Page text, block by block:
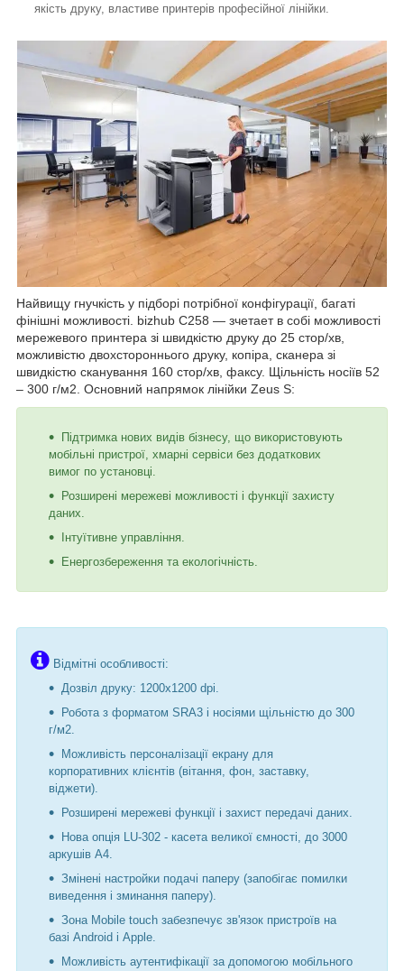
якість друку, властиве принтерів професійної лінійки.
Найвищу гнучкість у підборі потрібної конфігурації, багаті
фінішні можливості. bizhub C258 ― зчетаетв собі можливості
мережевого принтера зі швидкістю друку до 25 стор/хв,
можливістю двохстороннього друку, копіра, сканера зі
швидкістю сканування 160 стор/хв, факсу. Щільність носіїв 52
– 300 г/м2. Основний напрямок лінійки Zeus S:
Підтримка нових видів бізнесу, що використовують
мобільні пристрої, хмарні сервіси без додаткових
вимог по установці.
Розширені мережеві можливості і функції захисту
даних.
Інтуїтивне управління.
Енергозбереження та екологічність.
Відмітні особливості:
Дозвіл друку: 1200х1200 dpi.
Робота з форматом SRA3 і носіями щільністю до 300
г/м2.
Можливість персоналізації екрану для
корпоративних клієнтів (вітання, фон, заставку,
віджети).
Розширені мережеві функції і захист передачі даних.
Нова опція LU-302 - касета великої ємності, до 3000
аркушів А4.
Змінені настройки подачі паперу (запобігає помилки
виведення і зминання паперу).
Зона Mobile touch забезпечує зв'язок пристроїв на
базі Android і Apple.
Можливість аутентифікації за допомогою мобільного